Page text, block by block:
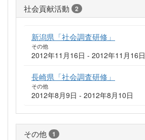
社会貢献活動 2
新潟県「社会調査研修」
その他
2012年11月16日 - 2012年11月16日
長崎県「社会調査研修」
その他
2012年8月9日 - 2012年8月10日
その他 1